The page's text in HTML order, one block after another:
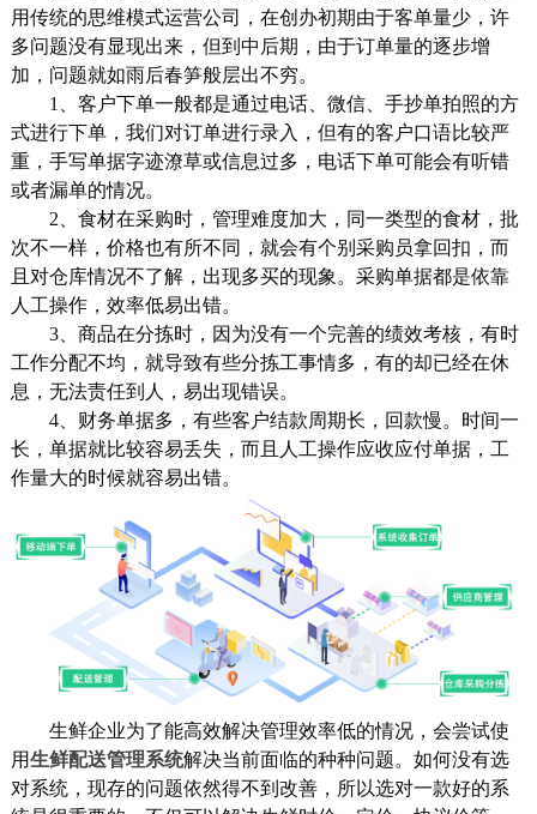
用传统的思维模式运营公司，在创办初期由于客单量少，许
多问题没有显现出来，但到中后期，由于订单量的逐步增
加，问题就如雨后春笋般层出不穷。
1、客户下单一般都是通过电话、微信、手抄单拍照的方
式进行下单，我们对订单进行录入，但有的客户口语比较严
重，手写单据字迹潦草或信息过多，电话下单可能会有听错
或者漏单的情况。
2、食材在采购时，管理难度加大，同一类型的食材，批
次不一样，价格也有所不同，就会有个别采购员拿回扣，而
且对仓库情况不了解，出现多买的现象。采购单据都是依靠
人工操作，效率低易出错。
3、商品在分拣时，因为没有一个完善的绩效考核，有时
工作分配不均，就导致有些分拣工事情多，有的却已经在休
息，无法责任到人，易出现错误。
4、财务单据多，有些客户结款周期长，回款慢。时间一
长，单据就比较容易丢失，而且人工操作应收应付单据，工
作量大的时候就容易出错。
生鲜企业为了能高效解决管理效率低的情况，会尝试使
用生鲜配送管理系统解决当前面临的种种问题。如何没有选
对系统，现存的问题依然得不到改善，所以选对一款好的系